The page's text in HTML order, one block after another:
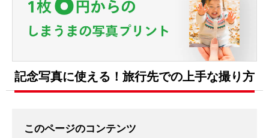
記念写真に使える！旅行先での上手な撮り方
このページのコンテンツ